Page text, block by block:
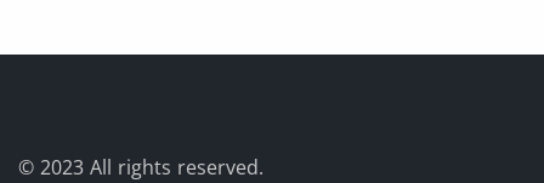
© 2023 All rights reserved.